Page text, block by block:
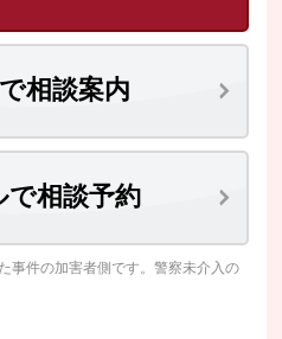
相談案内
で相談予約
事件の加害者側です。警察未介入の